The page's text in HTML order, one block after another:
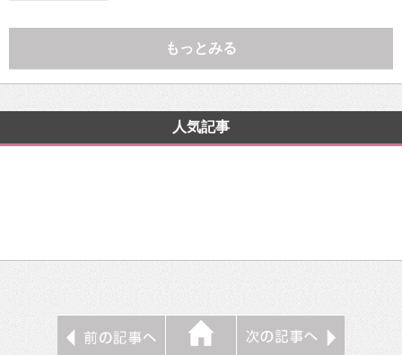
もっとみる
人気記事